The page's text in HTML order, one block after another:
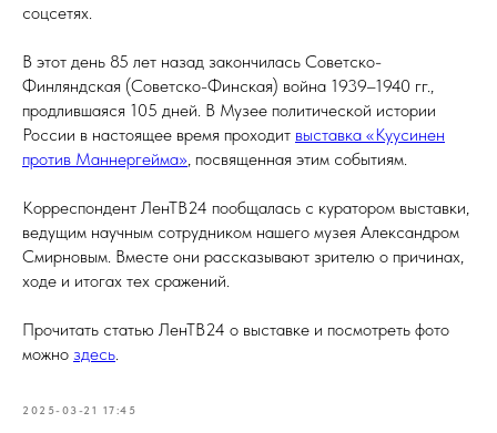
соцсетях.
В этот день 85 лет назад закончилась Советско-
Финляндская (Советско-Финская) война 1939–1940 гг.,
продлившаяся 105 дней. В Музее политической истории
России в настоящее время проходит выставка «Куусинен
против Маннергейма» , посвященная этим событиям.
Корреспондент ЛенТВ24 пообщалась с куратором выставки,
ведущим научным сотрудником нашего музея Александром
Смирновым. Вместе они рассказывают зрителю о причинах,
ходе и итогах тех сражений.
Прочитать статью ЛенТВ24 о выставке и посмотреть фото
можно здесь
2025-03-21 17:45